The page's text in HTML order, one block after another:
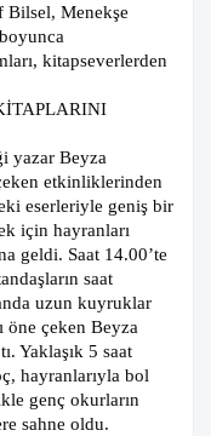
Bilsel, Menekşe
kitapseverlerden
yazar Beyza
etkinliklerinden
eserleriyle geniş bir
için hayranları
geldi. Saat 14.00’te
saat
uzun kuyruklar
öne çeken Beyza
Yaklaşık 5 saat
hayranlarıyla bol
genç okurların
sahne oldu.